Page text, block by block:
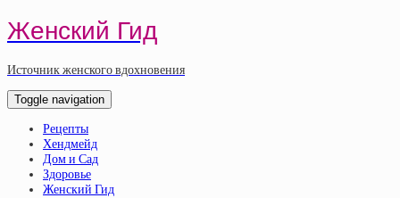
Женский Гид
Источник женского вдохновения
Toggle navigation
Рецепты
Хендмейд
Дом и Сад
Здоровье
Женский Гид